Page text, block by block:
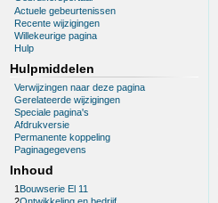
Actuele gebeurtenissen
Recente wijzigingen
Willekeurige pagina
Hulp
Hulpmiddelen
Verwijzingen naar deze pagina
Gerelateerde wijzigingen
Speciale pagina's
Afdrukversie
Permanente koppeling
Paginagegevens
Inhoud
1 Bouwserie El 11